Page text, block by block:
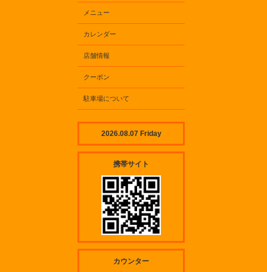
メニュー
カレンダー
店舗情報
クーポン
駐車場について
2026.08.07 Friday
携帯サイト
カウンター